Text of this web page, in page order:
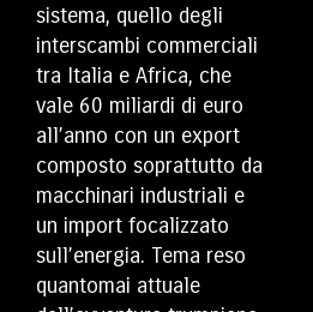
sistema, quello degli
interscambi commerciali
tra Italia e Africa, che
vale 60 miliardi di euro
all’anno con un export
composto soprattutto da
macchinari industriali e
un import focalizzato
sull’energia. Tema reso
quantomai attuale